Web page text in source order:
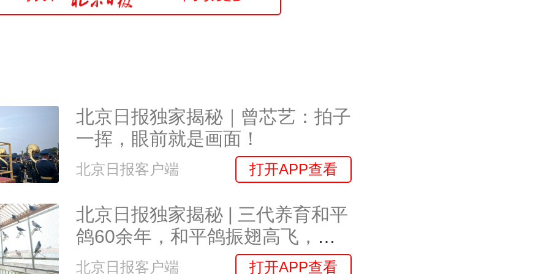
北京日报独家揭秘｜曾芯艺：拍子
一挥，眼前就是画面！
北京日报客户端 打开APP查看
北京日报独家揭秘 | 三代养育和平
鸽60余年，和平鸽振翅高飞，他
盼“家人”归巢——
北京日报客户端 打开APP查看